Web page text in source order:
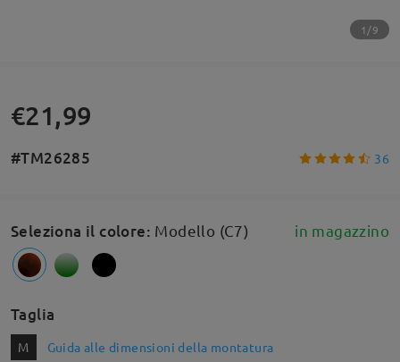
1/9
€21,99
#TM26285 36
Seleziona il colore: Modello (C7) in magazzino
Taglia
M Guida alle dimensioni della montatura